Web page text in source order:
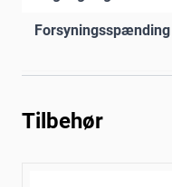
Forsyningsspænding
Tilbehør